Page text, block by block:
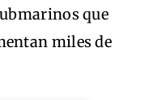
que
miles de